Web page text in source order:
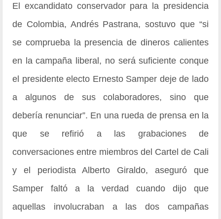
El excandidato conservador para la presidencia
de Colombia, Andrés Pastrana, sostuvo que “si
se comprueba la presencia de dineros calientes
en la campaña liberal, no será suficiente conque
el presidente electo Ernesto Samper deje de lado
a algunos de sus colaboradores, sino que
debería renunciar”. En una rueda de prensa en la
que se refirió a las grabaciones de
conversaciones entre miembros del Cartel de Cali
y el periodista Alberto Giraldo, aseguró que
Samper faltó a la verdad cuando dijo que
aquellas involucraban a las dos campañas